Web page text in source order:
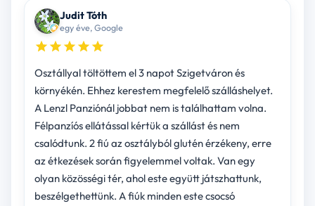
Judit Tóth
egy éve, Google
Osztállyal töltöttem el 3 napot Szigetváron és
környékén. Ehhez kerestem megfelelő szálláshelyet.
A Lenzl Panziónál jobbat nem is találhattam volna.
Félpanzíós ellátással kértük a szállást és nem
csalódtunk. 2 fiú az osztályból glutén érzékeny, erre
az étkezések során figyelemmel voltak. Van egy
olyan közösségi tér, ahol este együtt játszhattunk,
beszélgethettünk. A fiúk minden este csocsó